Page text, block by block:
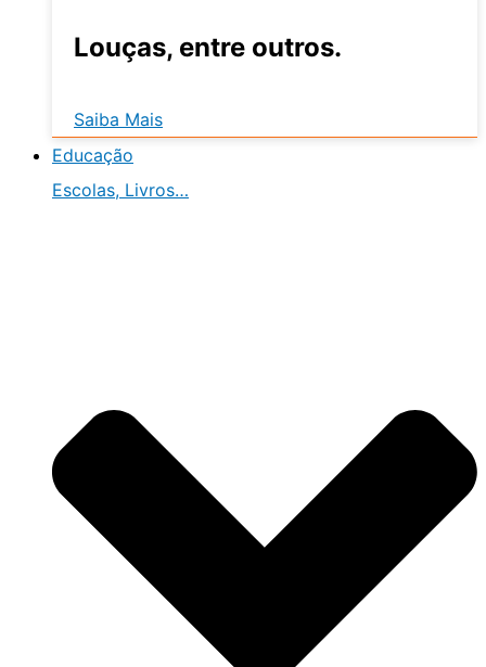
Louças, entre outros.
Saiba Mais
Educação
Escolas, Livros…